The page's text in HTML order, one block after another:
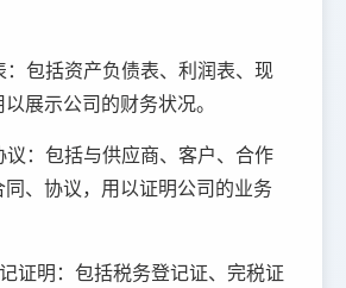
：包括资产负债表、利润表、现
展示公司的财务状况。
议：包括与供应商、客户、合作
、协议，用以证明公司的业务
证明：包括税务登记证、完税证